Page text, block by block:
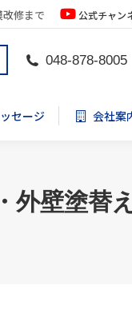
修まで 公式チャン
048-878-8005
セージ 会社案
外壁塗替
セージ 会社案